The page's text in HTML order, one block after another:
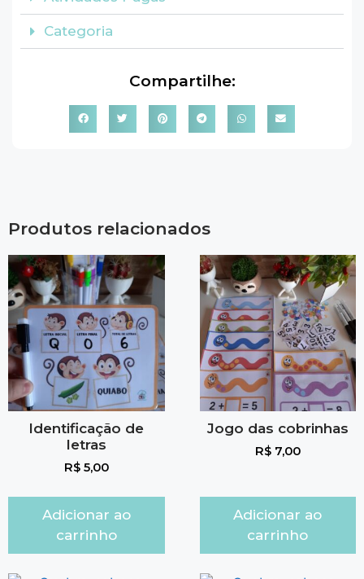
Categoria
Compartilhe:
Produtos relacionados
Identificação de
letras
R$5,00
Adicionar ao
carrinho
Jogo das cobrinhas
R$7,00
Adicionar ao
carrinho